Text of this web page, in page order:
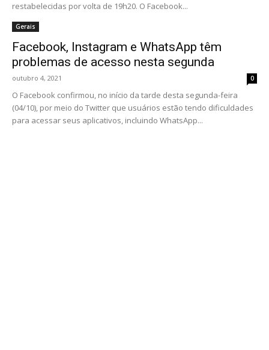
restabelecidas por volta de 19h20. O Facebook...
Gerais
Facebook, Instagram e WhatsApp têm
problemas de acesso nesta segunda
outubro 4, 2021 0
O Facebook confirmou, no início da tarde desta segunda-feira
(04/10), por meio do Twitter que usuários estão tendo dificuldades
para acessar seus aplicativos, incluindo WhatsApp...